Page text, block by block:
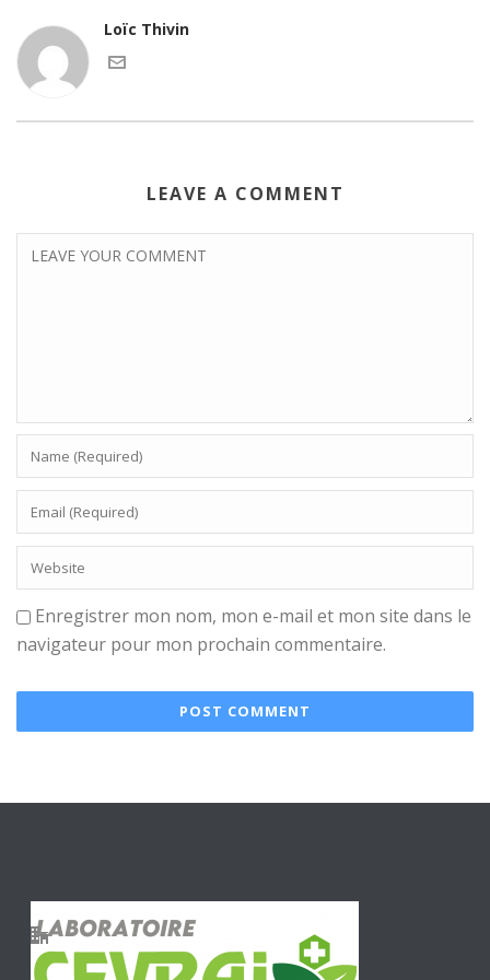
Loïc Thivin
LEAVE A COMMENT
Enregistrer mon nom, mon e-mail et mon site dans le
navigateur pour mon prochain commentaire.